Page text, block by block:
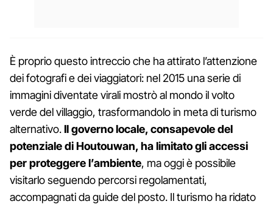
È proprio questo intreccio che ha attirato l’attenzione
dei fotografi e dei viaggiatori: nel 2015 una serie di
immagini diventate virali mostrò al mondo il volto
verde del villaggio, trasformandolo in meta di turismo
alternativo.Il governo locale, consapevole del
potenziale di Houtouwan, ha limitato gli accessi
per proteggere l’ambiente, ma oggi è possibile
visitarlo seguendo percorsi regolamentati,
accompagnati da guide del posto. Il turismo ha ridato